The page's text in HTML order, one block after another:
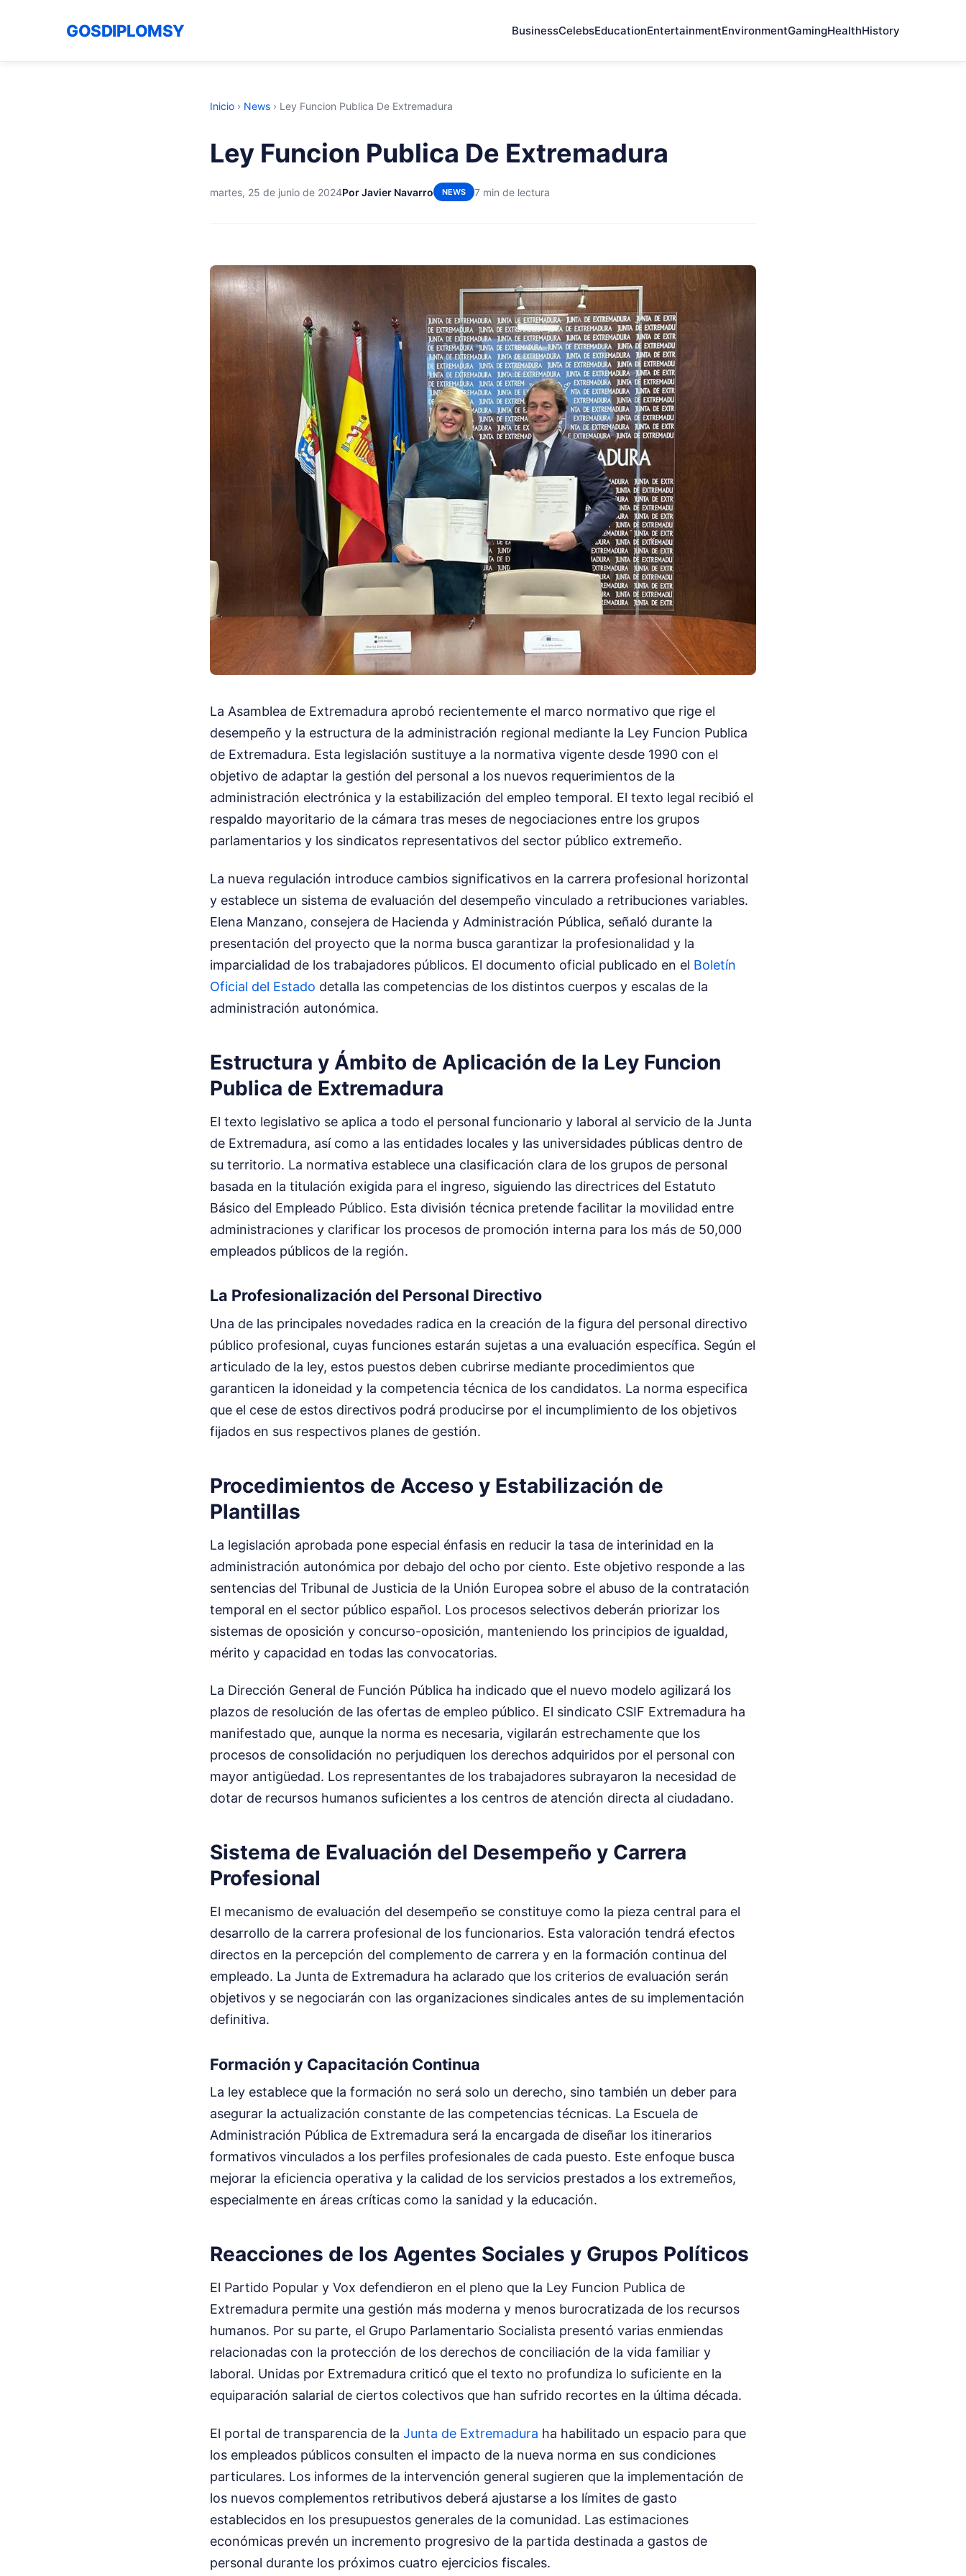
GOSDIPLOMSY BusinessCelebsEducationEntertainmentEnvironmentGamingHealthHistory
Inicio › News › Ley Funcion Publica De Extremadura
Ley Funcion Publica De Extremadura
martes, 25 de junio de 2024Por Javier Navarro NEWS 7 min de lectura
La Asamblea de Extremadura aprobó recientemente el marco normativo que rige el
desempeño y la estructura de la administración regional mediante la Ley Funcion Publica
de Extremadura. Esta legislación sustituye a la normativa vigente desde 1990 con el
objetivo de adaptar la gestión del personal a los nuevos requerimientos de la
administración electrónica y la estabilización del empleo temporal. El texto legal recibió el
respaldo mayoritario de la cámara tras meses de negociaciones entre los grupos
parlamentarios y los sindicatos representativos del sector público extremeño.
La nueva regulación introduce cambios significativos en la carrera profesional horizontal
y establece un sistema de evaluación del desempeño vinculado a retribuciones variables.
Elena Manzano, consejera de Hacienda y Administración Pública, señaló durante la
presentación del proyecto que la norma busca garantizar la profesionalidad y la
imparcialidad de los trabajadores públicos. El documento oficial publicado en el Boletín
Oficial del Estado detalla las competencias de los distintos cuerpos y escalas de la
administración autonómica.
Estructura y Ámbito de Aplicación de la Ley Funcion
Publica de Extremadura
El texto legislativo se aplica a todo el personal funcionario y laboral al servicio de la Junta
de Extremadura, así como a las entidades locales y las universidades públicas dentro de
su territorio. La normativa establece una clasificación clara de los grupos de personal
basada en la titulación exigida para el ingreso, siguiendo las directrices del Estatuto
Básico del Empleado Público. Esta división técnica pretende facilitar la movilidad entre
administraciones y clarificar los procesos de promoción interna para los más de 50,000
empleados públicos de la región.
La Profesionalización del Personal Directivo
Una de las principales novedades radica en la creación de la figura del personal directivo
público profesional, cuyas funciones estarán sujetas a una evaluación específica. Según el
articulado de la ley, estos puestos deben cubrirse mediante procedimientos que
garanticen la idoneidad y la competencia técnica de los candidatos. La norma especifica
que el cese de estos directivos podrá producirse por el incumplimiento de los objetivos
fijados en sus respectivos planes de gestión.
Procedimientos de Acceso y Estabilización de
Plantillas
La legislación aprobada pone especial énfasis en reducir la tasa de interinidad en la
administración autonómica por debajo del ocho por ciento. Este objetivo responde a las
sentencias del Tribunal de Justicia de la Unión Europea sobre el abuso de la contratación
temporal en el sector público español. Los procesos selectivos deberán priorizar los
sistemas de oposición y concurso-oposición, manteniendo los principios de igualdad,
mérito y capacidad en todas las convocatorias.
La Dirección General de Función Pública ha indicado que el nuevo modelo agilizará los
plazos de resolución de las ofertas de empleo público. El sindicato CSIF Extremadura ha
manifestado que, aunque la norma es necesaria, vigilarán estrechamente que los
procesos de consolidación no perjudiquen los derechos adquiridos por el personal con
mayor antigüedad. Los representantes de los trabajadores subrayaron la necesidad de
dotar de recursos humanos suficientes a los centros de atención directa al ciudadano.
Sistema de Evaluación del Desempeño y Carrera
Profesional
El mecanismo de evaluación del desempeño se constituye como la pieza central para el
desarrollo de la carrera profesional de los funcionarios. Esta valoración tendrá efectos
directos en la percepción del complemento de carrera y en la formación continua del
empleado. La Junta de Extremadura ha aclarado que los criterios de evaluación serán
objetivos y se negociarán con las organizaciones sindicales antes de su implementación
definitiva.
Formación y Capacitación Continua
La ley establece que la formación no será solo un derecho, sino también un deber para
asegurar la actualización constante de las competencias técnicas. La Escuela de
Administración Pública de Extremadura será la encargada de diseñar los itinerarios
formativos vinculados a los perfiles profesionales de cada puesto. Este enfoque busca
mejorar la eficiencia operativa y la calidad de los servicios prestados a los extremeños,
especialmente en áreas críticas como la sanidad y la educación.
Reacciones de los Agentes Sociales y Grupos Políticos
El Partido Popular y Vox defendieron en el pleno que la Ley Funcion Publica de
Extremadura permite una gestión más moderna y menos burocratizada de los recursos
humanos. Por su parte, el Grupo Parlamentario Socialista presentó varias enmiendas
relacionadas con la protección de los derechos de conciliación de la vida familiar y
laboral. Unidas por Extremadura criticó que el texto no profundiza lo suficiente en la
equiparación salarial de ciertos colectivos que han sufrido recortes en la última década.
El portal de transparencia de la Junta de Extremadura ha habilitado un espacio para que
los empleados públicos consulten el impacto de la nueva norma en sus condiciones
particulares. Los informes de la intervención general sugieren que la implementación de
los nuevos complementos retributivos deberá ajustarse a los límites de gasto
establecidos en los presupuestos generales de la comunidad. Las estimaciones
económicas prevén un incremento progresivo de la partida destinada a gastos de
personal durante los próximos cuatro ejercicios fiscales.